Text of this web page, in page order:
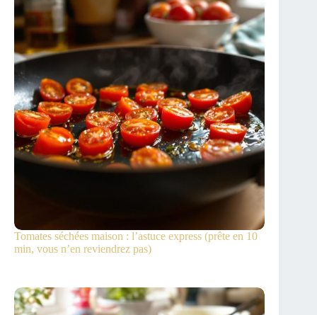
Tomates séchées maison : l’astuce express (prête en 10
min, vous n’en reviendrez pas)